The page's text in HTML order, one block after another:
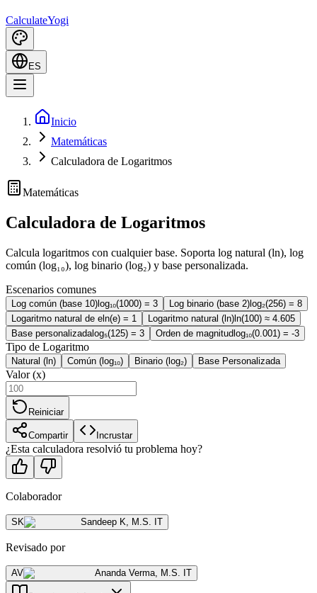
CalculateYogi
ES
Inicio
Matemáticas
Calculadora de Logaritmos
Matemáticas
Calculadora de Logaritmos
Calcula logaritmos con cualquier base. Soporta log natural (ln), log
común (log₁₀), log binario (log₂) y base personalizada.
Escenarios comunes
Log común (base 10)log₁₀(1000) = 3 Log binario (base 2)log₂(256) = 8
Logaritmo natural de eln(e) = 1 Logaritmo natural (ln)ln(100) ≈ 4.605
Base personalizadalog₅(125) = 3 Orden de magnitudlog₁₀(0.001) = -3
Tipo de Logaritmo
Natural (ln) Común (log₁₀) Binario (log₂) Base Personalizada
Valor (x)
Reiniciar
Compartir Incrustar
¿Esta calculadora resolvió tu problema hoy?
Colaborador
SK Sandeep K M.S. IT
Revisado por
AV Ananda Verma M.S. IT